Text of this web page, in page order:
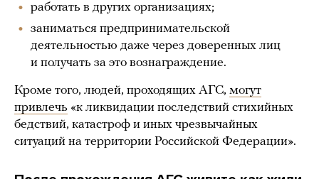
работать в других организациях;
заниматься предпринимательской
деятельностью даже через доверенных лиц
и получать за это вознаграждение.
Кроме того, людей, проходящих АГС, могут
привлечь «к ликвидации последствий стихийных
бедствий, катастроф и иных чрезвычайных
ситуаций на территории Российской Федерации».